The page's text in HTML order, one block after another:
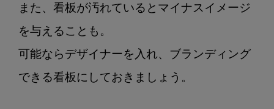
また、看板が汚れているとマイナスイメージ
を与えることも。
可能ならデザイナーを入れ、ブランディング
できる看板にしておきましょう。